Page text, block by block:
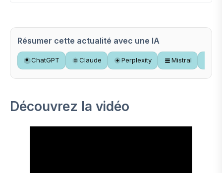
Résumer cette actualité avec une IA
ChatGPT Claude Perplexity Mistral
Découvrez la vidéo